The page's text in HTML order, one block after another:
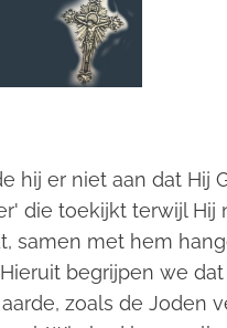
hij er niet aan dat Hij
die toekijkt terwijl Hij
samen met hem
begrijpen we
zoals de Joden